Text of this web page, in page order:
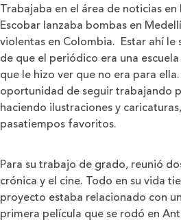
Trabajaba en el área de noticias
Escobar lanzaba bombas en
violentas en Colombia. Estar ahí le
de que el periódico era una
que le hizo ver que no era para
oportunidad de seguir trabajando
haciendo ilustraciones y
pasatiempos favoritos.
Para su trabajo de grado, reunió
crónica y el cine. Todo en su vida
proyecto estaba relacionado con
primera película que se rodó en